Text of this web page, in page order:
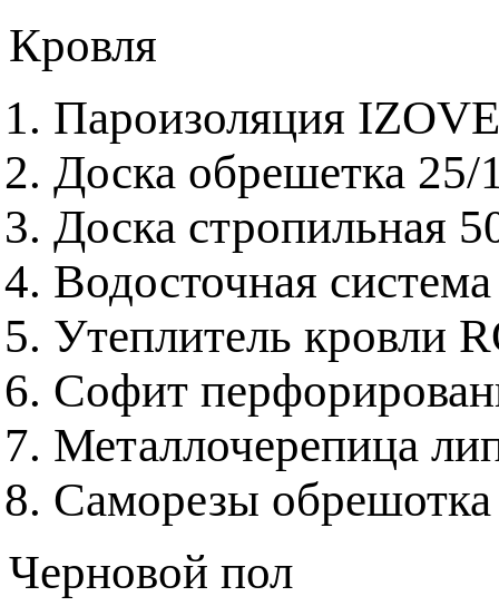
Кровля
Пароизоляция
Доска обрешетка
Доска стропильная
Водосточная
Утеплитель кровли
Софит
Металлочерепица
Саморезы
Черновой пол